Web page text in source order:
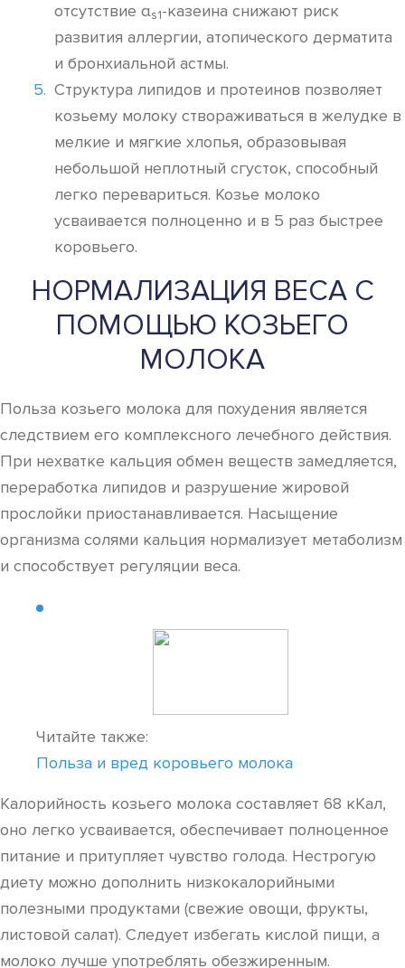
отсутствие αs1-казеина снижают риск
развития аллергии, атопического дерматита
и бронхиальной астмы.
Структура липидов и протеинов позволяет
козьему молоку створаживаться в желудке в
мелкие и мягкие хлопья, образовывая
небольшой неплотный сгусток, способный
легко перевариться. Козье молоко
усваивается полноценно и в 5 раз быстрее
коровьего.
НОРМАЛИЗАЦИЯ ВЕСА С
ПОМОЩЬЮ КОЗЬЕГО
МОЛОКА
Польза козьего молока для похудения является
следствием его комплексного лечебного действия.
При нехватке кальция обмен веществ замедляется,
переработка липидов и разрушение жировой
прослойки приостанавливается. Насыщение
организма солями кальция нормализует метаболизм
и способствует регуляции веса.
Читайте также:
Польза и вред коровьего молока
Калорийность козьего молока составляет 68 кКал,
оно легко усваивается, обеспечивает полноценное
питание и притупляет чувство голода. Нестрогую
диету можно дополнить низкокалорийными
полезными продуктами (свежие овощи, фрукты,
листовой салат). Следует избегать кислой пищи, а
молоко лучше употреблять обезжиренным.